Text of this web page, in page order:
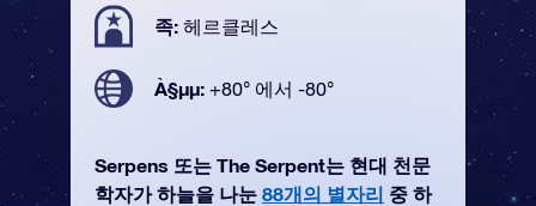
족: 헤르클레스
À§µµ: +80° 에서 -80°
Serpens 또는 The Serpent는 현대 천문
학자가 하늘을 나눈 88개의 별자리 중 하